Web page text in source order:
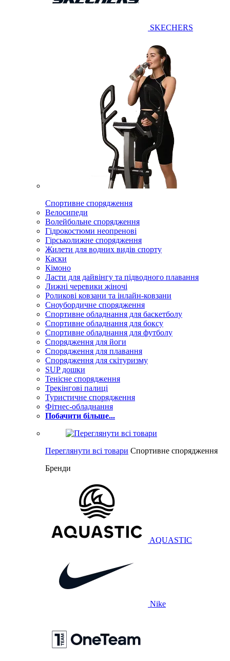
SKECHERS
Спортивне спорядження
Велосипеди
Волейбольне спорядження
Гідрокостюми неопренові
Гірськолижне спорядження
Жилети для водних видів спорту
Каски
Кімоно
Ласти для дайвінгу та підводного плавання
Лижні черевики жіночі
Роликові ковзани та інлайн-ковзани
Сноубордичне спорядження
Спортивне обладнання для баскетболу
Спортивне обладнання для боксу
Спортивне обладнання для футболу
Спорядження для йоги
Спорядження для плавання
Спорядження для скітуризму
SUP дошки
Тенісне спорядження
Трекінгові палиці
Туристичне спорядження
Фітнес-обладнання
Побачити більше...
Переглянути всі товари Спортивне спорядження
Бренди
AQUASTIC
Nike